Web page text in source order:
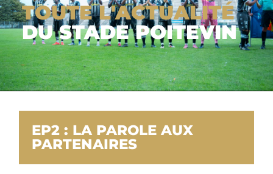
TOUTE L'ACTUALITÉ
DU STADE POITEVIN
EP2 : LA PAROLE AUX
PARTENAIRES